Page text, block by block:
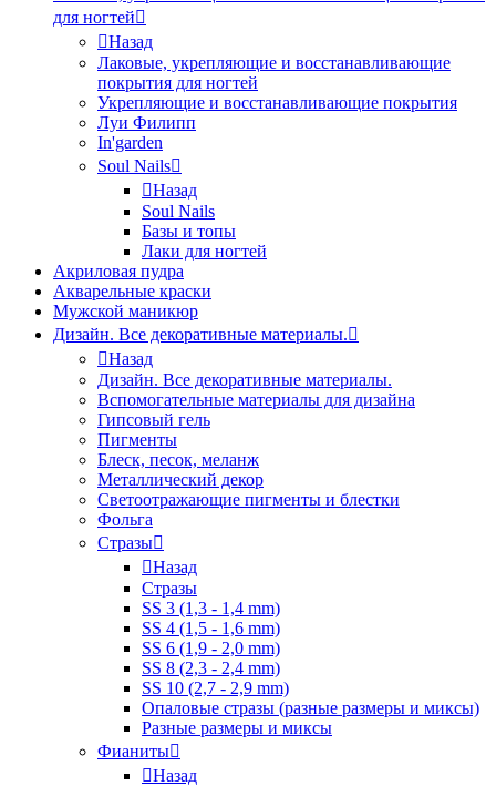
для ногтей
Назад
Лаковые, укрепляющие и восстанавливающие
покрытия для ногтей
Укрепляющие и восстанавливающие покрытия
Луи Филипп
In'garden
Soul Nails
Назад
Soul Nails
Базы и топы
Лаки для ногтей
Акриловая пудра
Акварельные краски
Мужской маникюр
Дизайн. Все декоративные материалы.
Назад
Дизайн. Все декоративные материалы.
Вспомогательные материалы для дизайна
Гипсовый гель
Пигменты
Блеск, песок, меланж
Металлический декор
Светоотражающие пигменты и блестки
Фольга
Стразы
Назад
Стразы
SS 3 (1,3 - 1,4 mm)
SS 4 (1,5 - 1,6 mm)
SS 6 (1,9 - 2,0 mm)
SS 8 (2,3 - 2,4 mm)
SS 10 (2,7 - 2,9 mm)
Опаловые стразы (разные размеры и миксы)
Разные размеры и миксы
Фианиты
Назад